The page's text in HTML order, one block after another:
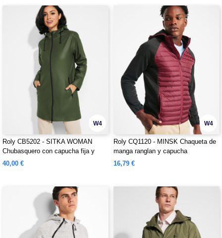
W4
Roly CB5202 - SITKA WOMAN
Chubasquero con capucha fija y
visera resistente al agua
40,00 €
W4
Roly CQ1120 - MINSK Chaqueta de
manga ranglan y capucha
combinada con dos tejidos
16,79 €